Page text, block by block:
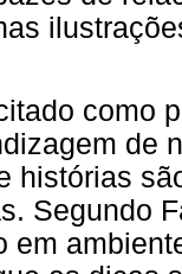
como
de
histórias
Segundo
em